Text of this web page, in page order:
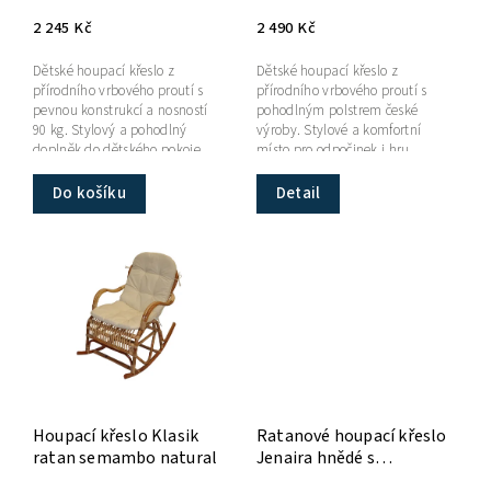
2 245 Kč
Do košíku
Dětské houpací křeslo z
přírodního vrbového proutí s
pevnou konstrukcí a nosností
90 kg. Stylový a pohodlný
doplněk do dětského pokoje.
2 490 Kč
Detail
Dětské houpací křeslo z
přírodního vrbového proutí s
pohodlným polstrem české
výroby. Stylové a komfortní
místo pro odpočinek i hru.
Houpací křeslo Klasik
ratan semambo natural
Ratanové houpací křeslo
Jenaira hnědé s